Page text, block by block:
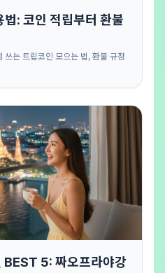
: 코인 적립부터 환불
쓰는 트립코인 모으는 법, 환불 규정
BEST 5: 짜오프라야강